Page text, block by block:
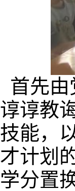
首先由
谆谆教
技能，
才计划
学分置